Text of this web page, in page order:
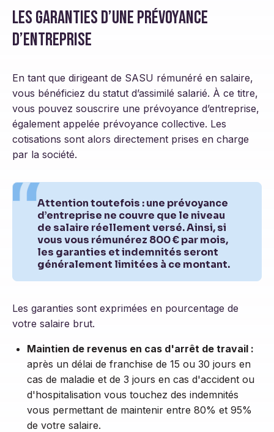
Les garanties d’une prévoyance
d’entreprise
En tant que dirigeant de SASU rémunéré en salaire,
vous bénéficiez du statut d’assimilé salarié. À ce titre,
vous pouvez souscrire une prévoyance d’entreprise,
également appelée prévoyance collective. Les
cotisations sont alors directement prises en charge
par la société.
Attention toutefois : une prévoyance
d’entreprise ne couvre que le niveau
de salaire réellement versé. Ainsi, si
vous vous rémunérez 800 € par mois,
les garanties et indemnités seront
généralement limitées à ce montant.
Les garanties sont exprimées en pourcentage de
votre salaire brut.
Maintien de revenus en cas d'arrêt de travail :
après un délai de franchise de 15 ou 30 jours en
cas de maladie et de 3 jours en cas d'accident ou
d'hospitalisation vous touchez des indemnités
vous permettant de maintenir entre 80% et 95%
de votre salaire.